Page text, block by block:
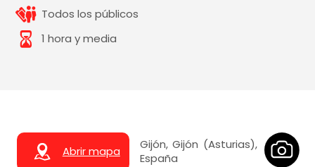
Todos los públicos
1 hora y media
Abrir mapa
Gijón, Gijón (Asturias),
España